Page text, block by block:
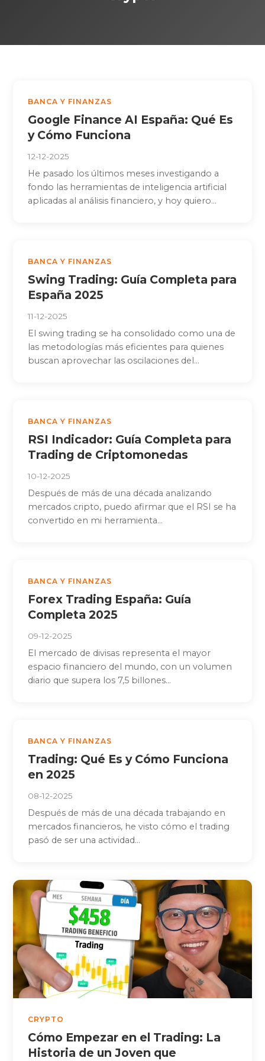
BANCA Y FINANZAS
Google Finance AI España: Qué Es
y Cómo Funciona
12-12-2025
He pasado los últimos meses investigando a
fondo las herramientas de inteligencia artificial
aplicadas al análisis financiero, y hoy quiero...
BANCA Y FINANZAS
Swing Trading: Guía Completa para
España 2025
11-12-2025
El swing trading se ha consolidado como una de
las metodologías más eficientes para quienes
buscan aprovechar las oscilaciones del...
BANCA Y FINANZAS
RSI Indicador: Guía Completa para
Trading de Criptomonedas
10-12-2025
Después de más de una década analizando
mercados cripto, puedo afirmar que el RSI se ha
convertido en mi herramienta...
BANCA Y FINANZAS
Forex Trading España: Guía
Completa 2025
09-12-2025
El mercado de divisas representa el mayor
espacio financiero del mundo, con un volumen
diario que supera los 7,5 billones...
BANCA Y FINANZAS
Trading: Qué Es y Cómo Funciona
en 2025
08-12-2025
Después de más de una década trabajando en
mercados financieros, he visto cómo el trading
pasó de ser una actividad...
CRYPTO
Cómo Empezar en el Trading: La
Historia de un Joven que